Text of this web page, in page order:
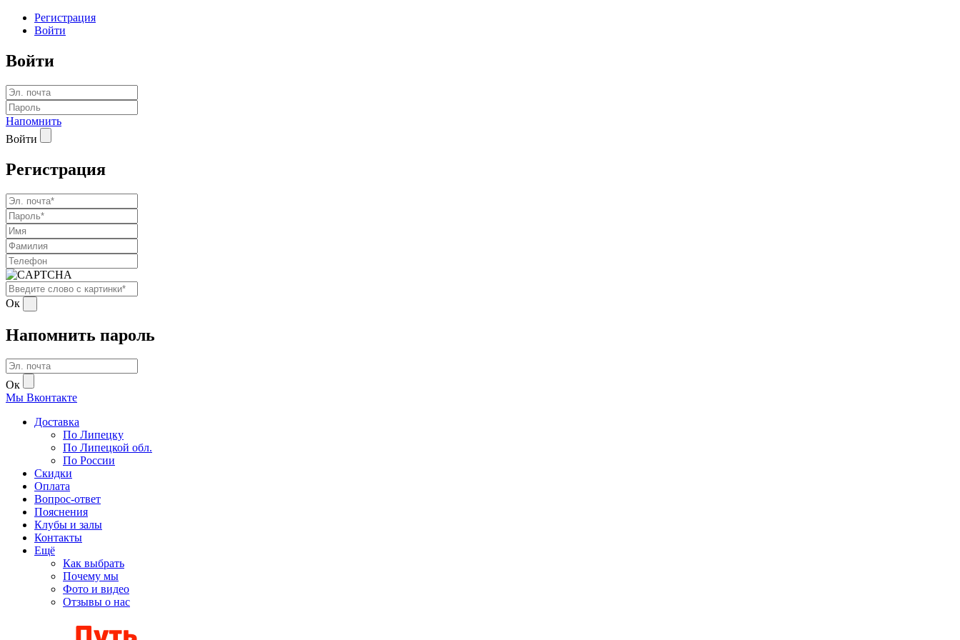
Регистрация
Войти
Войти
Напомнить
Войти
Регистрация
Ок
Напомнить пароль
Ок
Мы Вконтакте
Доставка
По Липецку
По Липецкой обл.
По России
Скидки
Оплата
Вопрос-ответ
Пояснения
Клубы и залы
Контакты
Ещё
Как выбрать
Почему мы
Фото и видео
Отзывы о нас